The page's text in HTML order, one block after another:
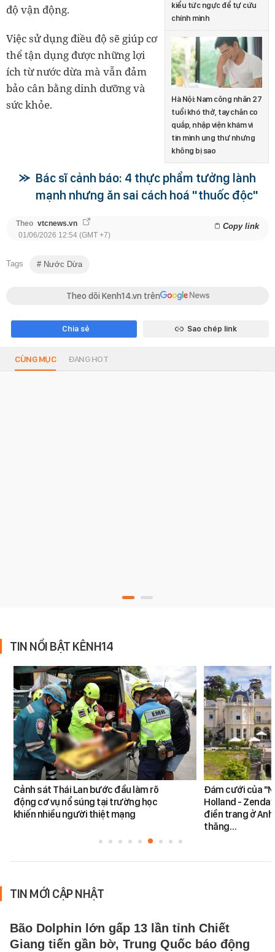
kiểu tức ngực để tự cứu
chính mình
Hà Nội: Nam công nhân 27
tuổi khó thở, tay chân co
quắp, nhập viện khám vì
tin mình ung thư nhưng
không bị sao
độ vận động.
Việc sử dụng điều độ sẽ giúp cơ
thể tận dụng được những lợi
ích từ nước dừa mà vẫn đảm
bảo cân bằng dinh dưỡng và
sức khỏe.
Bác sĩ cảnh báo: 4 thực phẩm tưởng lành
mạnh nhưng ăn sai cách hoá "thuốc độc"
Theo vtcnews.vn Copy link
01/06/2026 12:54 (GMT +7)
Tags Nước Dừa
Theo dõi Kenh14.vn trên
Chia sẻ Sao chép link
CÙNG MỤC ĐANG HOT
TIN NỔI BẬT KÊNH14
Cảnh sát Thái Lan bước đầu làm rõ
động cơ vụ nổ súng tại trường học
khiến nhiều người thiệt mạng
Đám cưới của
Holland -
điền trang ở
thăng…
TIN MỚI CẬP NHẬT
Bão Dolphin lớn gấp 13 lần tỉnh Chiết
Giang tiến gần bờ, Trung Quốc báo động